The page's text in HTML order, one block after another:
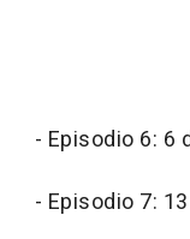
- Episodio 6: 6
- Episodio 7: